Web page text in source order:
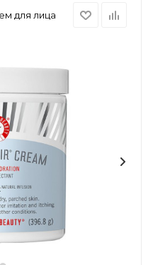
для лица